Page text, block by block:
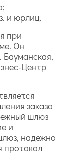
и юрлиц.
при
Он
Бауманская,
Центр
заказа
шлюз
и
надежно
протокол